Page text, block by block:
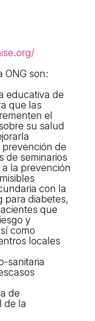
ONG son:
educativa de
que las
el
su salud
prevención de
de seminarios
la prevención
con la
para diabetes,
que
y
como
locales
sanitaria
de
de la
I JOVES
SECTOR